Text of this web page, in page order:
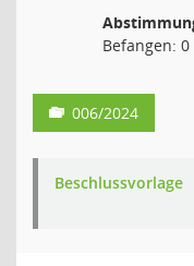
Befangen: 0
006/2024
Beschlussvorlage